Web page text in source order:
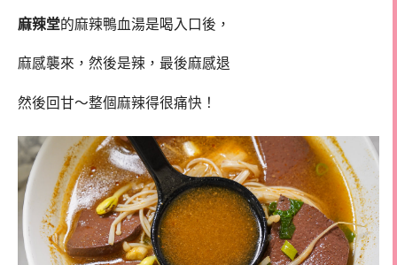
麻辣堂的麻辣鴨血湯是喝入口後，
麻感襲來，然後是辣，最後麻感退
然後回甘～整個麻辣得很痛快！